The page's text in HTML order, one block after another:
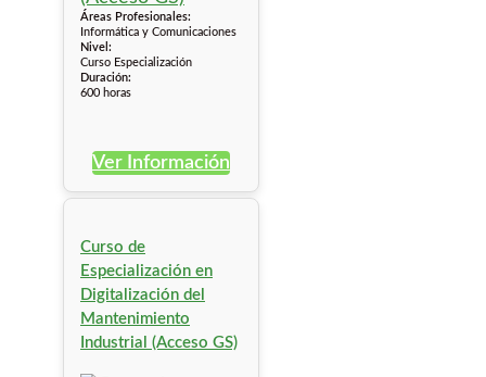
Áreas Profesionales:
Informática y Comunicaciones
Nivel:
Curso Especialización
Duración:
600 horas
Ver Información
Curso de
Especialización en
Digitalización del
Mantenimiento
Industrial (Acceso GS)